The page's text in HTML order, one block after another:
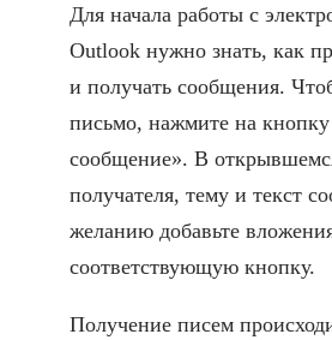
Для начала работы с
Outlook нужно знать, как
и получать сообщения.
письмо, нажмите на кнопку
сообщение». В
получателя, тему и текст
желанию добавьте
соответствующую кнопку.
Получение писем